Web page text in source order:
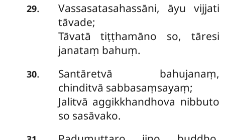
29.
Vassasatasahassāni, āyu vijjati
tāvade;
Tāvatā tiṭṭhamāno so, tāresi
janataṃ bahuṃ.
30.
Santāretvā bahujanaṃ,
chinditvā sabbasaṃsayaṃ;
Jalitvā aggikkhandhova nibbuto
so sasāvako.